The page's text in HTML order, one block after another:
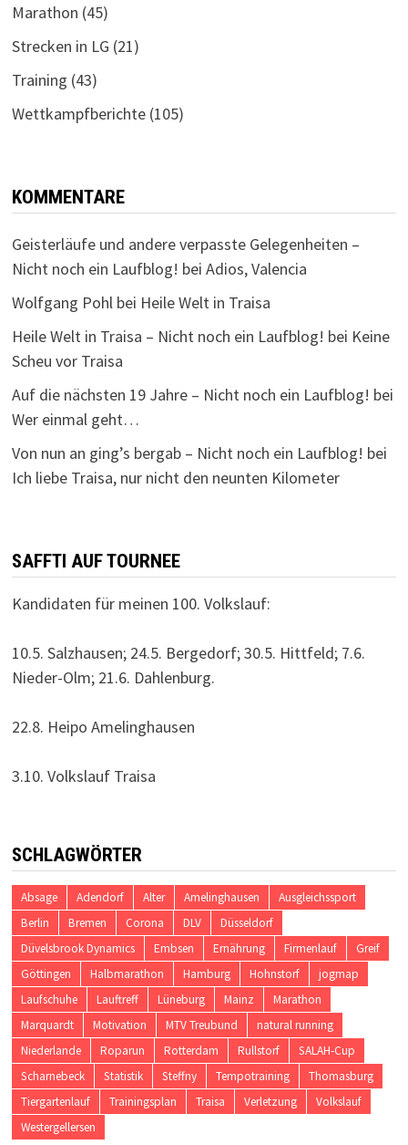
Marathon (45)
Strecken in LG (21)
Training (43)
Wettkampfberichte(105)
KOMMENTARE
Geisterläufe und andere verpasste Gelegenheiten –
Nicht noch ein Laufblog! bei Adios, Valencia
Wolfgang Pohl bei Heile Welt in Traisa
Heile Welt in Traisa – Nicht noch ein Laufblog! bei Keine
Scheu vor Traisa
Auf die nächsten 19 Jahre – Nicht noch ein Laufblog! bei
Wer einmal geht…
Von nun an ging’s bergab – Nicht noch ein Laufblog! bei
Ich liebe Traisa, nur nicht den neunten Kilometer
SAFFTI AUF TOURNEE
Kandidaten für meinen 100. Volkslauf:
10.5. Salzhausen; 24.5. Bergedorf; 30.5. Hittfeld; 7.6.
Nieder-Olm; 21.6. Dahlenburg.
22.8. Heipo Amelinghausen
3.10. Volkslauf Traisa
SCHLAGWÖRTER
Absage Adendorf Alter Amelinghausen
Ausgleichssport
Berlin
Bremen Corona DLV
Düsseldorf
Düvelsbrook Dynamics
Embsen Ernährung Firmenlauf
Greif
Göttingen
Halbmarathon Hamburg Hohnstorf
jogmap
Laufschuhe
Lauftreff Lüneburg Mainz
Marathon
Marquardt
Motivation MTV Treubund
natural running
Niederlande
Roparun Rotterdam Rullstorf
SALAH-Cup
Scharnebeck
Statistik Steffny Tempotraining
Thomasburg
Tiergartenlauf
Trainingsplan Traisa Verletzung
Volkslauf
Westergellersen